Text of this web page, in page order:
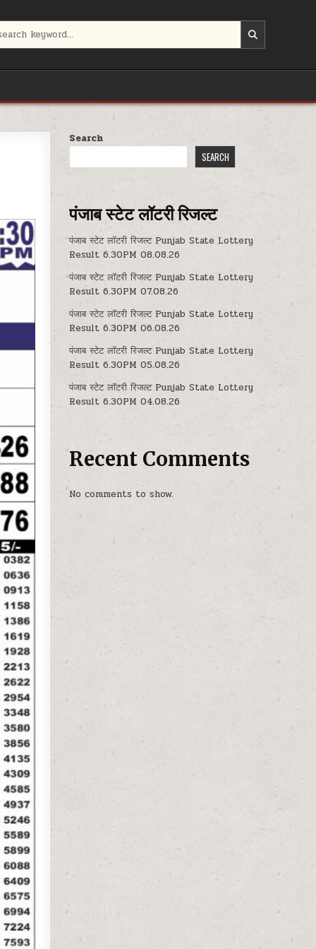
Search
SEARCH
पंजाब स्टेट लॉटरी रिजल्ट
पंजाब स्टेट लॉटरी रिजल्ट Punjab State Lottery
Result 6.30PM 08.08.26
पंजाब स्टेट लॉटरी रिजल्ट Punjab State Lottery
Result 6.30PM 07.08.26
पंजाब स्टेट लॉटरी रिजल्ट Punjab State Lottery
Result 6.30PM 06.08.26
पंजाब स्टेट लॉटरी रिजल्ट Punjab State Lottery
Result 6.30PM 05.08.26
पंजाब स्टेट लॉटरी रिजल्ट Punjab State Lottery
Result 6.30PM 04.08.26
Recent Comments
No comments to show.